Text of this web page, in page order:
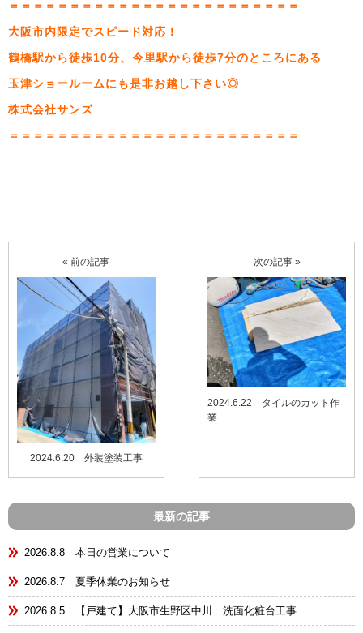
＝＝＝＝＝＝＝＝＝＝＝＝＝＝＝＝＝＝＝＝＝＝＝＝
大阪市内限定でスピード対応！
鶴橋駅から徒歩10分、今里駅から徒歩7分のところにある
玉津ショールームにも是非お越し下さい◎
株式会社サンズ
＝＝＝＝＝＝＝＝＝＝＝＝＝＝＝＝＝＝＝＝＝＝＝＝
« 前の記事
2024.6.20 外装塗装工事
次の記事 »
2024.6.22 タイルのカット作
業
最新の記事
2026.8.8 本日の営業について
2026.8.7 夏季休業のお知らせ
2026.8.5 【戸建て】大阪市生野区中川 洗面化粧台工事